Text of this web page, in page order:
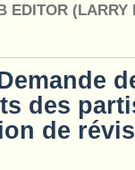
EDITOR (LARRY
des
de